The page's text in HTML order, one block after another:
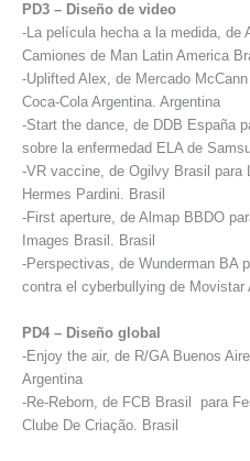
PD3 – Diseño de video
-La película hecha a la medida, de
Camiones de Man Latin America
-Uplifted Alex, de Mercado
Coca-Cola Argentina. Argentina
-Start the dance, de DDB España
sobre la enfermedad ELA de
-VR vaccine, de Ogilvy Brasil para
Hermes Pardini. Brasil
-First aperture, de Almap BBDO
Images Brasil. Brasil
-Perspectivas, de Wunderman BA
contra el cyberbullying de Movistar
PD4 – Diseño global
-Enjoy the air, de R/GA Buenos
Argentina
-Re-Reborn, de FCB Brasil para
Clube De Criação. Brasil